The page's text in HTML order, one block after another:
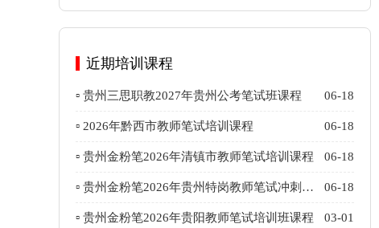
试题目（12月3日）
近期培训课程
▫ 贵州三思职教2027年贵州公考笔试班课程 06-18
▫ 2026年黔西市教师笔试培训课程 06-18
▫ 贵州金粉笔2026年清镇市教师笔试培训课程 06-18
▫ 贵州金粉笔2026年贵州特岗教师笔试冲刺班
课程
06-18
▫ 贵州金粉笔2026年贵阳教师笔试培训班课程 03-01